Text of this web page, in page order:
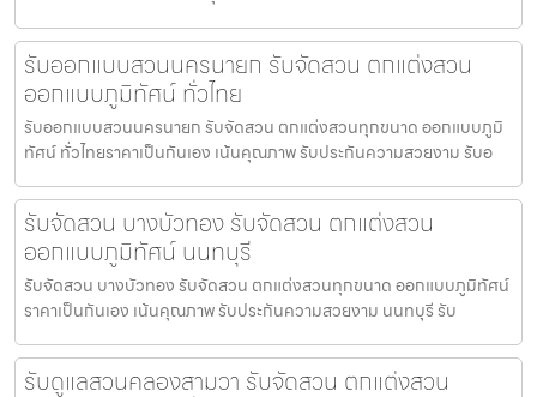
รับออกแบบสวนนครนายก รับจัดสวน ตกแต่งสวน
ออกแบบภูมิทัศน์ ทั่วไทย
รับออกแบบสวนนครนายก รับจัดสวน ตกแต่งสวนทุกขนาด ออกแบบภูมิ
ทัศน์ ทั่วไทยราคาเป็นกันเอง เน้นคุณภาพ รับประกันความสวยงาม รับอ
รับจัดสวน บางบัวทอง รับจัดสวน ตกแต่งสวน
ออกแบบภูมิทัศน์ นนทบุรี
รับจัดสวน บางบัวทอง รับจัดสวน ตกแต่งสวนทุกขนาด ออกแบบภูมิทัศน์
ราคาเป็นกันเอง เน้นคุณภาพ รับประกันความสวยงาม นนทบุรี รับ
รับดูแลสวนคลองสามวา รับจัดสวน ตกแต่งสวน